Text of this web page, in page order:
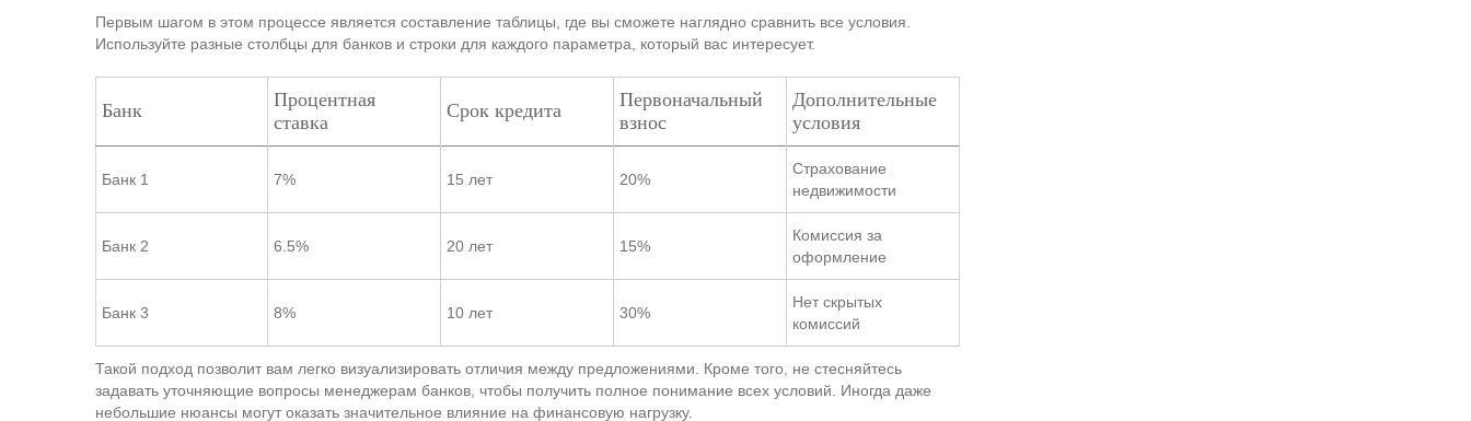
Первым шагом в этом процессе является составление таблицы, где вы сможете наглядно сравнить все условия.
Используйте разные столбцы для банков и строки для каждого параметра, который вас интересует.
Банк
Процентная
ставка
Срок кредита
Первоначальный
взнос
Дополнительные
условия
Банк 1 7% 15 лет 20%
Страхование
недвижимости
Банк 2 6.5% 20 лет 15%
Комиссия за
оформление
Банк 3 8% 10 лет 30%
Нет скрытых
комиссий
Такой подход позволит вам легко визуализировать отличия между предложениями. Кроме того, не стесняйтесь
задавать уточняющие вопросы менеджерам банков, чтобы получить полное понимание всех условий. Иногда даже
небольшие нюансы могут оказать значительное влияние на финансовую нагрузку.